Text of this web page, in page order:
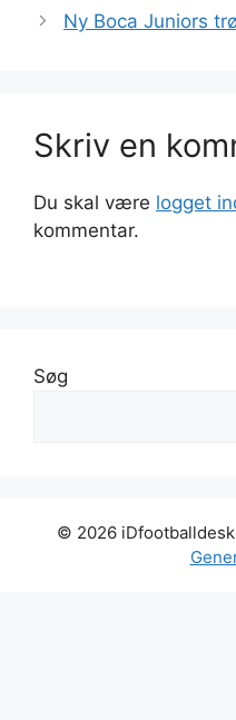
Ny Boca Juniors
Skriv en
Du skal være logget
kommentar.
Søg
© 2026